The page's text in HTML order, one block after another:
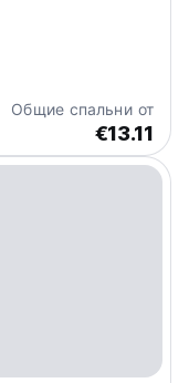
Общие спальни от
€13.11